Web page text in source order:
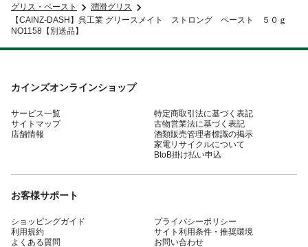
グリス・ペースト
潤滑グリス
【CAINZ-DASH】呉工業 グリースメイト ストロング ペースト ５０ｇ
NO1158【別送品】
カインズオンラインショップ
サービス一覧
サイトマップ
店舗情報
特定商取引法に基づく表記
古物営業法に基づく表記
酒類販売管理者標識の掲示
家電リサイクルについて
BtoB掛け払い申込
お客様サポート
ショッピングガイド
利用規約
よくある質問
プライバシーポリシー
サイト利用条件・推奨環境
お問い合わせ